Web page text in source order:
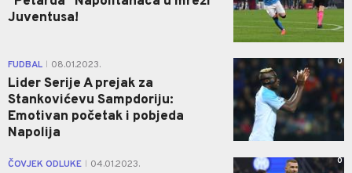
Juventusa!
FUDBAL 08.01.2023.
Lider Serije A prejak za
Stankovićevu Sampdoriju:
Emotivan početak i pobjeda
Napolija
0
ČOVJEK ODLUKE 04.01.2023. 0